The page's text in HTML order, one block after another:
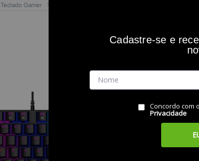
Teclado Gamer Teclado Gamer Mecânico Warrior Royal Cross, Tkl,
Teclado
Vendido e
RESUMO
O teclado
agilidadde
Cadastre-se e
Concordo com
Privacidade